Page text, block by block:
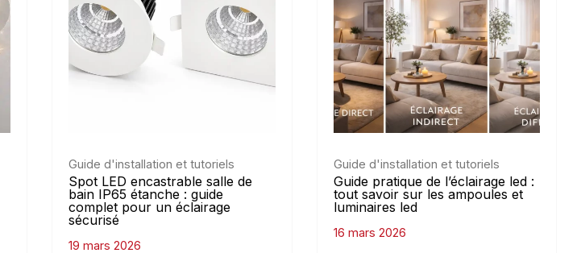
Guide d'installation et tutoriels
Spot LED encastrable salle de
bain IP65 étanche : guide
complet pour un éclairage
sécurisé
19 mars 2026
Guide d'installation et tutoriels
Guide pratique de l’éclairage led :
tout savoir sur les ampoules et
luminaires led
16 mars 2026